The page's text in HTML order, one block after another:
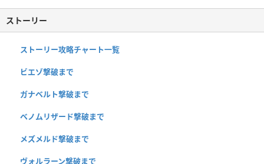
ストーリー
ストーリー攻略チャート一覧
ビエゾ撃破まで
ガナベルト撃破まで
ベノムリザード撃破まで
メズメルド撃破まで
ヴォルラーン撃破まで